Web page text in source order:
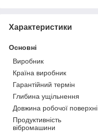
Характеристики
Основні
Виробник
Країна виробник
Гарантійний термін
Глибина ущільнення
Довжина робочої поверхні
Продуктивність
вібромашини